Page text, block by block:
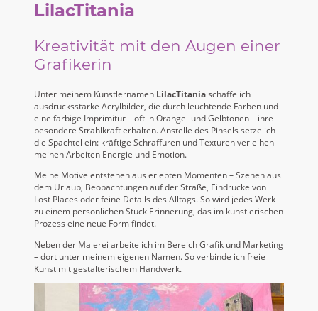
LilacTitania
Kreativität mit den Augen einer
Grafikerin
Unter meinem Künstlernamen LilacTitaniaschaffe ich
ausdrucksstarke Acrylbilder, die durch leuchtende Farben und
eine farbige Imprimitur – oft in Orange- und Gelbtönen – ihre
besondere Strahlkraft erhalten. Anstelle des Pinsels setze ich
die Spachtel ein: kräftige Schraffuren und Texturen verleihen
meinen Arbeiten Energie und Emotion.
Meine Motive entstehen aus erlebten Momenten – Szenen aus
dem Urlaub, Beobachtungen auf der Straße, Eindrücke von
Lost Places oder feine Details des Alltags. So wird jedes Werk
zu einem persönlichen Stück Erinnerung, das im künstlerischen
Prozess eine neue Form findet.
Neben der Malerei arbeite ich im Bereich Grafik und Marketing
– dort unter meinem eigenen Namen. So verbinde ich freie
Kunst mit gestalterischem Handwerk.